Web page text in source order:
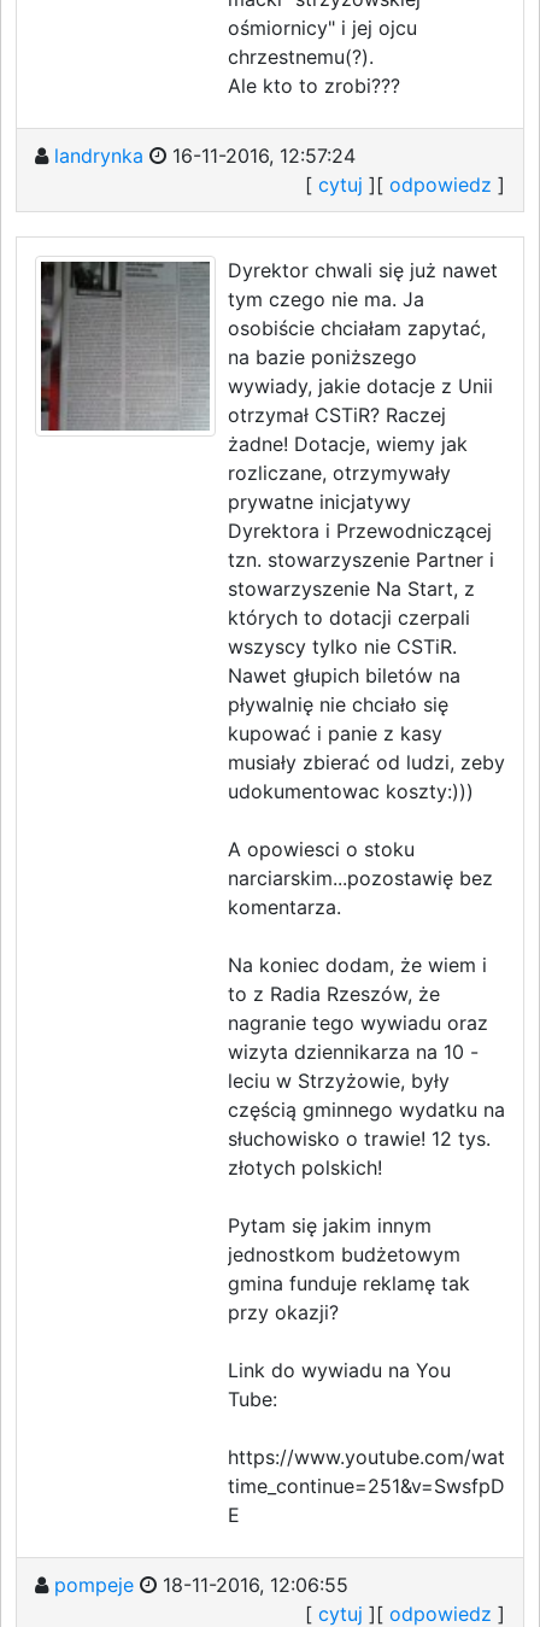
ośmiornicy" i jej ojcu
chrzestnemu(?).
Ale kto to zrobi???
landrynka
16-11-2016, 12:57:24
[ cytuj ][ odpowiedz ]
Dyrektor chwali się już nawet
tym czego nie ma. Ja
osobiście chciałam zapytać,
na bazie poniższego
wywiady, jakie dotacje z Unii
otrzymał CSTiR? Raczej
żadne! Dotacje, wiemy jak
rozliczane, otrzymywały
prywatne inicjatywy
Dyrektora i Przewodniczącej
tzn. stowarzyszenie Partner i
stowarzyszenie Na Start, z
których to dotacji czerpali
wszyscy tylko nie CSTiR.
Nawet głupich biletów na
pływalnię nie chciało się
kupować i panie z kasy
musiały zbierać od ludzi, zeby
udokumentowac koszty:)))
A opowiesci o stoku
narciarskim...pozostawię bez
komentarza.
Na koniec dodam, że wiem i
to z Radia Rzeszów, że
nagranie tego wywiadu oraz
wizyta dziennikarza na 10 -
leciu w Strzyżowie, były
częścią gminnego wydatku na
słuchowisko o trawie! 12 tys.
złotych polskich!
Pytam się jakim innym
jednostkom budżetowym
gmina funduje reklamę tak
przy okazji?
Link do wywiadu na You
Tube:
https://www.youtube.com/watch?
E
pompeje
18-11-2016, 12:06:55
[ cytuj ][ odpowiedz ]